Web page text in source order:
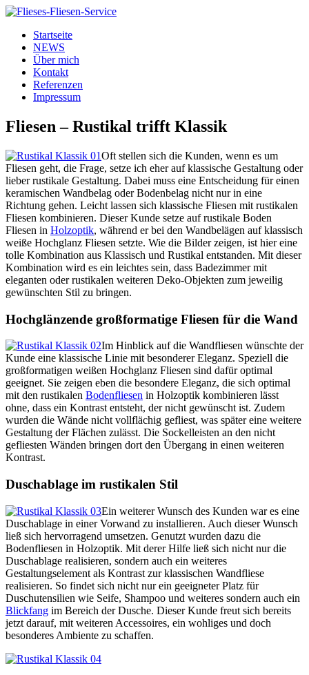
Startseite
NEWS
Über mich
Kontakt
Referenzen
Impressum
Fliesen – Rustikal trifft Klassik
Oft stellen sich die Kunden, wenn es um
Fliesen geht, die Frage, setze ich eher auf klassische Gestaltung oder
lieber rustikale Gestaltung. Dabei muss eine Entscheidung für einen
keramischen Wandbelag oder Bodenbelag nicht nur in eine
Richtung gehen. Leicht lassen sich klassische Fliesen mit rustikalen
Fliesen kombinieren. Dieser Kunde setze auf rustikale Boden
Fliesen in Holzoptik, während er bei den Wandbelägen auf klassisch
weiße Hochglanz Fliesen setzte. Wie die Bilder zeigen, ist hier eine
tolle Kombination aus Klassisch und Rustikal entstanden. Mit dieser
Kombination wird es ein leichtes sein, dass Badezimmer mit
eleganten oder rustikalen weiteren Deko-Objekten zum jeweilig
gewünschten Stil zu bringen.
Hochglänzende großformatige Fliesen für die Wand
Im Hinblick auf die Wandfliesen wünschte der
Kunde eine klassische Linie mit besonderer Eleganz. Speziell die
großformatigen weißen Hochglanz Fliesen sind dafür optimal
geeignet. Sie zeigen eben die besondere Eleganz, die sich optimal
mit den rustikalen Bodenfliesen in Holzoptik kombinieren lässt
ohne, dass ein Kontrast entsteht, der nicht gewünscht ist. Zudem
wurden die Wände nicht vollflächig gefliest, was später eine weitere
Gestaltung der Flächen zulässt. Die Sockelleisten an den nicht
gefliesten Wänden bringen dort den Übergang in einen weiteren
Kontrast.
Duschablage im rustikalen Stil
Ein weiterer Wunsch des Kunden war es eine
Duschablage in einer Vorwand zu installieren. Auch dieser Wunsch
ließ sich hervorragend umsetzen. Genutzt wurden dazu die
Bodenfliesen in Holzoptik. Mit derer Hilfe ließ sich nicht nur die
Duschablage realisieren, sondern auch ein weiteres
Gestaltungselement als Kontrast zur klassischen Wandfliese
realisieren. So findet sich nicht nur ein geeigneter Platz für
Duschutensilien wie Seife, Shampoo und weiteres sondern auch ein
Blickfang im Bereich der Dusche. Dieser Kunde freut sich bereits
jetzt darauf, mit weiteren Accessoires, ein wohliges und doch
besonderes Ambiente zu schaffen.